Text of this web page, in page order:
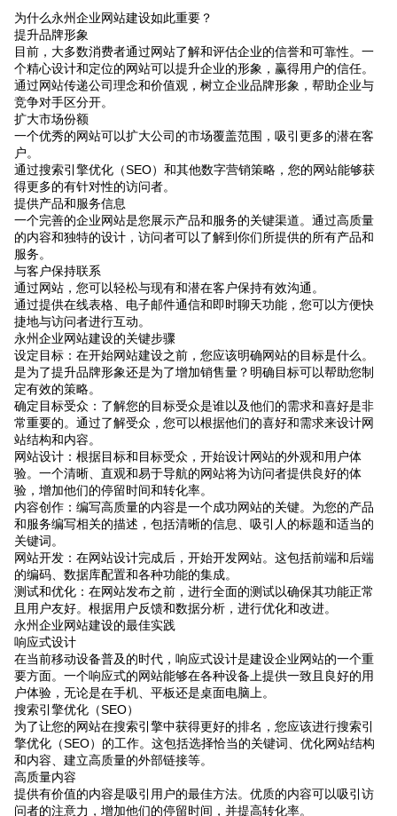
为什么永州企业网站建设如此重要？
提升品牌形象
目前，大多数消费者通过网站了解和评估企业的信誉和可靠性。一
个精心设计和定位的网站可以提升企业的形象，赢得用户的信任。
通过网站传递公司理念和价值观，树立企业品牌形象，帮助企业与
竞争对手区分开。
扩大市场份额
一个优秀的网站可以扩大公司的市场覆盖范围，吸引更多的潜在客
户。
通过搜索引擎优化（SEO）和其他数字营销策略，您的网站能够获
得更多的有针对性的访问者。
提供产品和服务信息
一个完善的企业网站是您展示产品和服务的关键渠道。通过高质量
的内容和独特的设计，访问者可以了解到你们所提供的所有产品和
服务。
与客户保持联系
通过网站，您可以轻松与现有和潜在客户保持有效沟通。
通过提供在线表格、电子邮件通信和即时聊天功能，您可以方便快
捷地与访问者进行互动。
永州企业网站建设的关键步骤
设定目标：在开始网站建设之前，您应该明确网站的目标是什么。
是为了提升品牌形象还是为了增加销售量？明确目标可以帮助您制
定有效的策略。
确定目标受众：了解您的目标受众是谁以及他们的需求和喜好是非
常重要的。通过了解受众，您可以根据他们的喜好和需求来设计网
站结构和内容。
网站设计：根据目标和目标受众，开始设计网站的外观和用户体
验。一个清晰、直观和易于导航的网站将为访问者提供良好的体
验，增加他们的停留时间和转化率。
内容创作：编写高质量的内容是一个成功网站的关键。为您的产品
和服务编写相关的描述，包括清晰的信息、吸引人的标题和适当的
关键词。
网站开发：在网站设计完成后，开始开发网站。这包括前端和后端
的编码、数据库配置和各种功能的集成。
测试和优化：在网站发布之前，进行全面的测试以确保其功能正常
且用户友好。根据用户反馈和数据分析，进行优化和改进。
永州企业网站建设的最佳实践
响应式设计
在当前移动设备普及的时代，响应式设计是建设企业网站的一个重
要方面。一个响应式的网站能够在各种设备上提供一致且良好的用
户体验，无论是在手机、平板还是桌面电脑上。
搜索引擎优化（SEO）
为了让您的网站在搜索引擎中获得更好的排名，您应该进行搜索引
擎优化（SEO）的工作。这包括选择恰当的关键词、优化网站结构
和内容、建立高质量的外部链接等。
高质量内容
提供有价值的内容是吸引用户的最佳方法。优质的内容可以吸引访
问者的注意力，增加他们的停留时间，并提高转化率。